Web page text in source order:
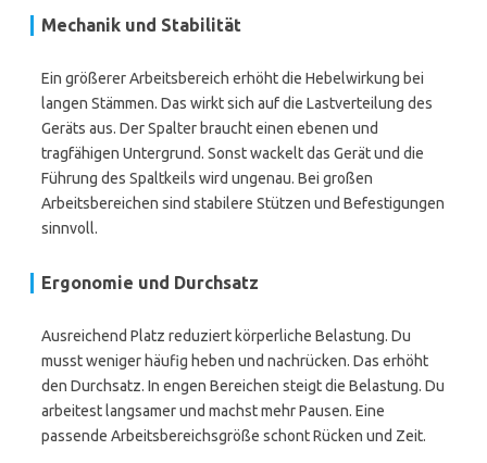
Mechanik und Stabilität
Ein größerer Arbeitsbereich erhöht die Hebelwirkung bei
langen Stämmen. Das wirkt sich auf die Lastverteilung des
Geräts aus. Der Spalter braucht einen ebenen und
tragfähigen Untergrund. Sonst wackelt das Gerät und die
Führung des Spaltkeils wird ungenau. Bei großen
Arbeitsbereichen sind stabilere Stützen und Befestigungen
sinnvoll.
Ergonomie und Durchsatz
Ausreichend Platz reduziert körperliche Belastung. Du
musst weniger häufig heben und nachrücken. Das erhöht
den Durchsatz. In engen Bereichen steigt die Belastung. Du
arbeitest langsamer und machst mehr Pausen. Eine
passende Arbeitsbereichsgröße schont Rücken und Zeit.